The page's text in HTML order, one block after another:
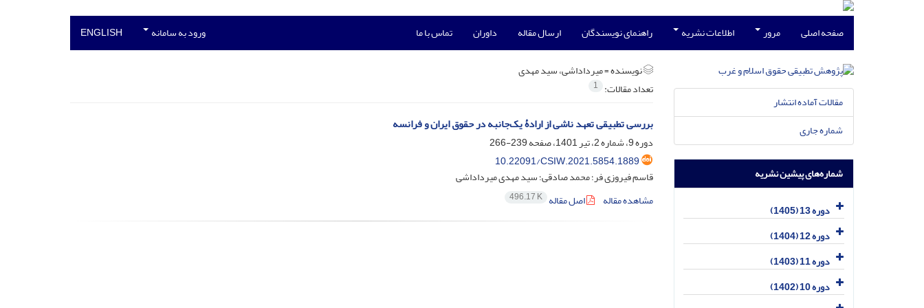
صفحه اصلی مرور اطلاعات نشریه راهنمای نویسندگان ارسال مقاله داوران تماس با ما ورود به سامانه ENGLISH
نویسنده =میرداداشی، سید مهدی
تعداد مقالات: 1
بررسی تطبیقی تعهد ناشی از ارادۀ یک‌جانبه در حقوق ایران و فرانسه
دوره 9، شماره 2، تیر 1401، صفحه
239-266
10.22091/CSIW.2021.5854.1889
قاسم فیروزی فر؛ محمد صادقی؛ سید مهدی میرداداشی
مشاهده مقاله
اصل مقاله 496.17 K
مقالات آماده انتشار
شماره جاری
شماره‌های پیشین نشریه
دوره 13 (1405)
دوره 12 (1404)
دوره 11 (1403)
دوره 10 (1402)